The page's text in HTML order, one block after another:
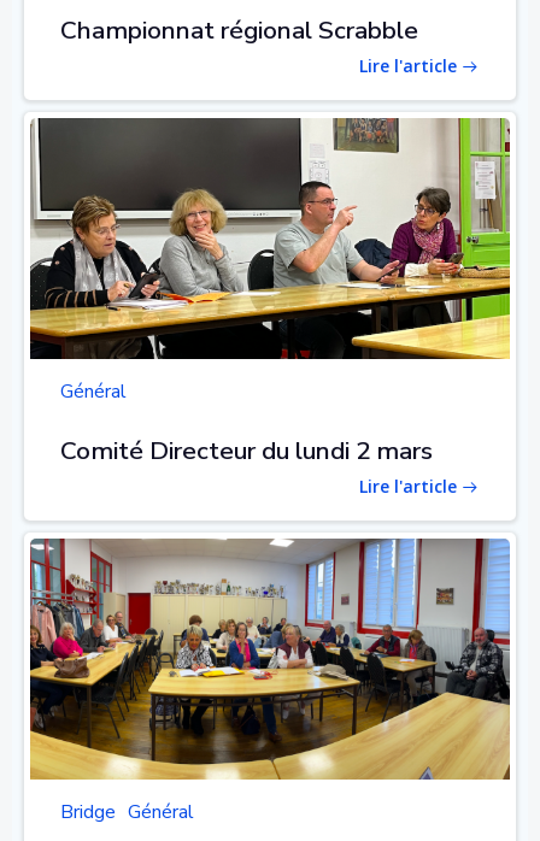
Championnat régional Scrabble
Lire l'article
Général
Comité Directeur du lundi 2 mars
Lire l'article
Bridge Général